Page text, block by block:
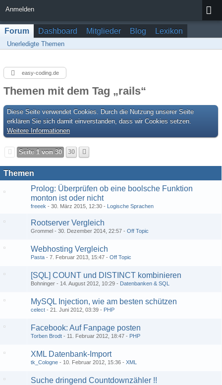
Anmelden
Forum Dashboard Mitglieder Blog Lexikon
Unerledigte Themen
easy-coding.de
Themen mit dem Tag „rails“
Diese Seite verwendet Cookies. Durch die Nutzung unserer Seite
erklären Sie sich damit einverstanden, dass wir Cookies setzen.
Weitere Informationen
Seite 1 von 30 30
Themen
Prolog: Überprüfen ob eine boolsche Funktion
monton ist oder nicht
freeek 30. März 2015, 12:30 Logische Sprachen
Rootserver Vergleich
Grommel 30. Dezember 2014, 22:57 Off Topic
Webhosting Vergleich
Pasta 7. Februar 2013, 15:47 Off Topic
[SQL] COUNT und DISTINCT kombinieren
Bohninger 14. August 2012, 10:29 Datenbanken & SQL
MySQL Injection, wie am besten schützen
celect 21. Juni 2012, 03:39 PHP
Facebook: Auf Fanpage posten
Torben Brodt 11. Februar 2012, 18:47 PHP
XML Datenbank-Import
tk_Cologne 10. Februar 2012, 15:36 XML
Suche dringend Countdownzähler !!